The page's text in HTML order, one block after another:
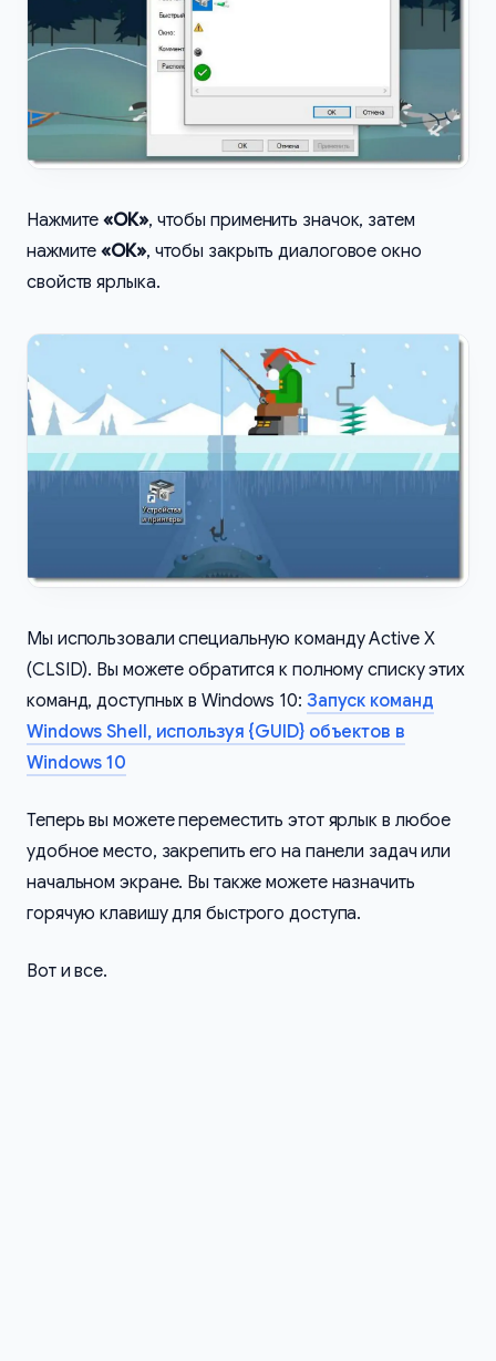
Нажмите«ОК», чтобы применить значок, затем
нажмите«ОК», чтобы закрыть диалоговое окно
свойств ярлыка.
Мы использовали специальную команду Active X
(CLSID). Вы можете обратится к полному списку этих
команд, доступных в Windows 10: Запуск команд
Windows Shell, используя {GUID} объектов в
Windows 10
Теперь вы можете переместить этот ярлык в любое
удобное место, закрепить его на панели задач или
начальном экране. Вы также можете назначить
горячую клавишу для быстрого доступа.
Вот и все.